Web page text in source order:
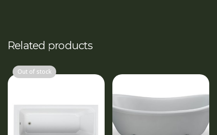
Related products
Out of stock